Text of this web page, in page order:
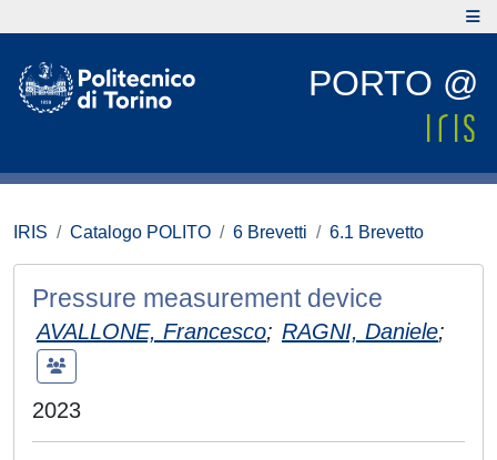
PORTO @
IRIS Catalogo POLITO 6 Brevetti 6.1 Brevetto
Pressure measurement device
AVALLONE, Francesco; RAGNI, Daniele;
2023